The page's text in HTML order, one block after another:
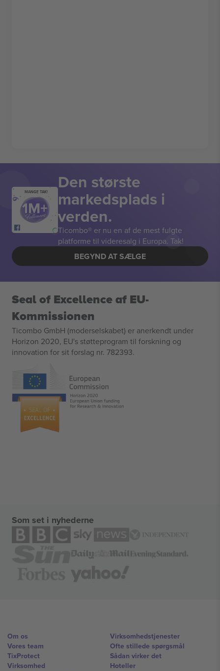
MANGE TAK! Den største
markedsplads i
verden.
Ticombo® er nu en af de mest fulgte
platforme til videresalg i Europa. Tak!
BEGYND AT SÆLGE
Seal of Excellence af EU-
Kommissionen
Ticombo GmbH (moderselskabet) er anerkendt under
Horizon 2020, EU's støtteprogram til forskning og
innovation for sit forslag nr. 782393.
Som set i nyhederne
Om os
Vores team
TixProtect
Virksomhed
Virksomhedstjenester
Ofte stillede spørgsmål
Sådan virker det
Hoteller